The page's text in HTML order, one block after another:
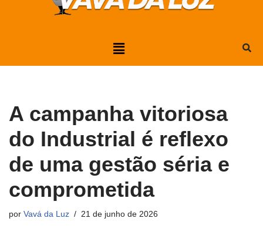
A campanha vitoriosa
do Industrial é reflexo
de uma gestão séria e
comprometida
por Vavá da Luz 21 de junho de 2026